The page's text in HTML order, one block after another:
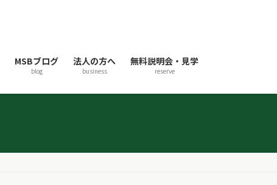
MSBブログ
blog
法人の方へ
business
無料説明会・見学
reserve